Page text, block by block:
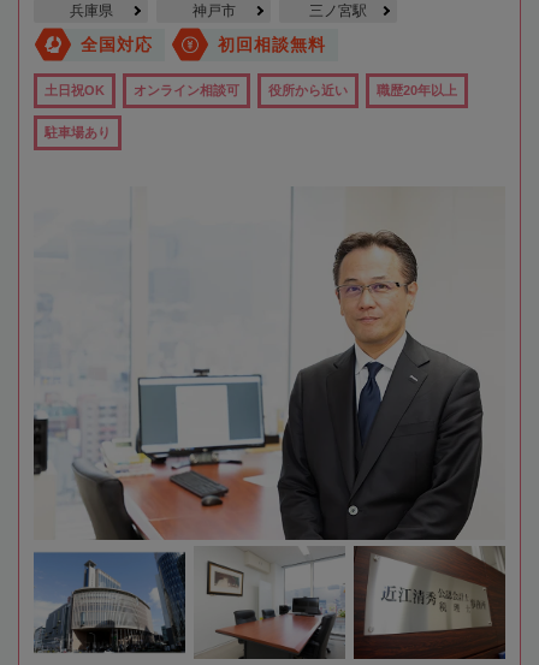
兵庫県 神戸市 三ノ宮駅
全国対応 初回相談無料
土日祝OK オンライン相談可 役所から近い 職歴20年以上
駐車場あり